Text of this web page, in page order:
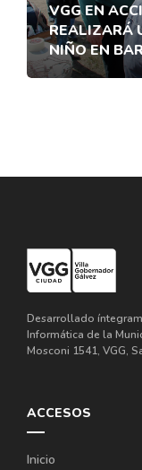
VGG EN
REALIZARÁ
NIÑO EN
Desarrollado
Informática de la
Mosconi 1541, VGG,
ACCESOS
Inicio